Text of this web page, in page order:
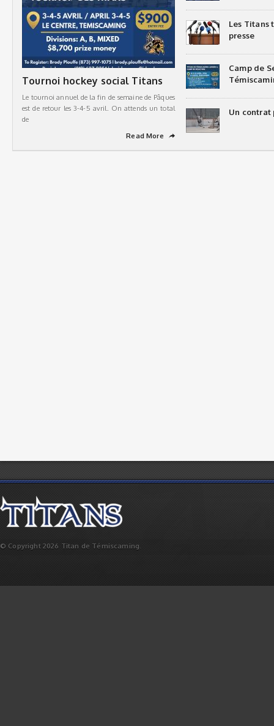
Tournoi hockey social Titans
Le tournoi annuel de la fin de semaine de Pâques
est de retour les 3-4-5 avril. On attends un total
de
Read More
➦
Les Titans
presse
Camp de
Un contrat
© Copyright 2026 Titan de Témiscaming.